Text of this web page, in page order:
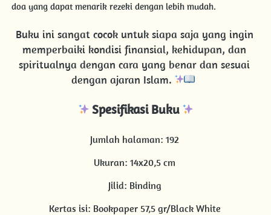
doa yang dapat menarik rezeki dengan lebih mudah.
Buku ini sangat cocok untuk siapa saja yang ingin
memperbaiki kondisi finansial, kehidupan, dan
spiritualnya dengan cara yang benar dan sesuai
dengan ajaran Islam.
Spesifikasi Buku
Jumlah halaman: 192
Ukuran: 14x20,5 cm
Jilid: Binding
Kertas isi: Bookpaper 57,5 gr/Black White